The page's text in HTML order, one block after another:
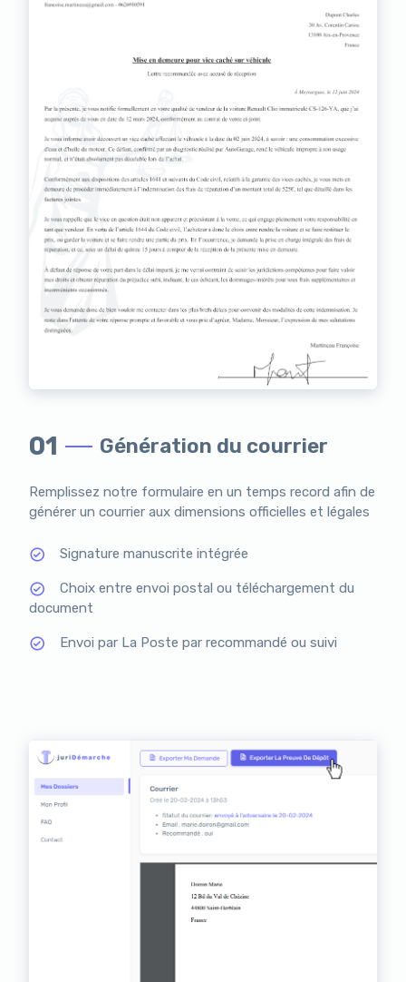
01 Génération du courrier
Remplissez notre formulaire en un temps record afin de
générer un courrier aux dimensions officielles et légales
Signature manuscrite intégrée
Choix entre envoi postal ou téléchargement du
document
Envoi par La Poste par recommandé ou suivi